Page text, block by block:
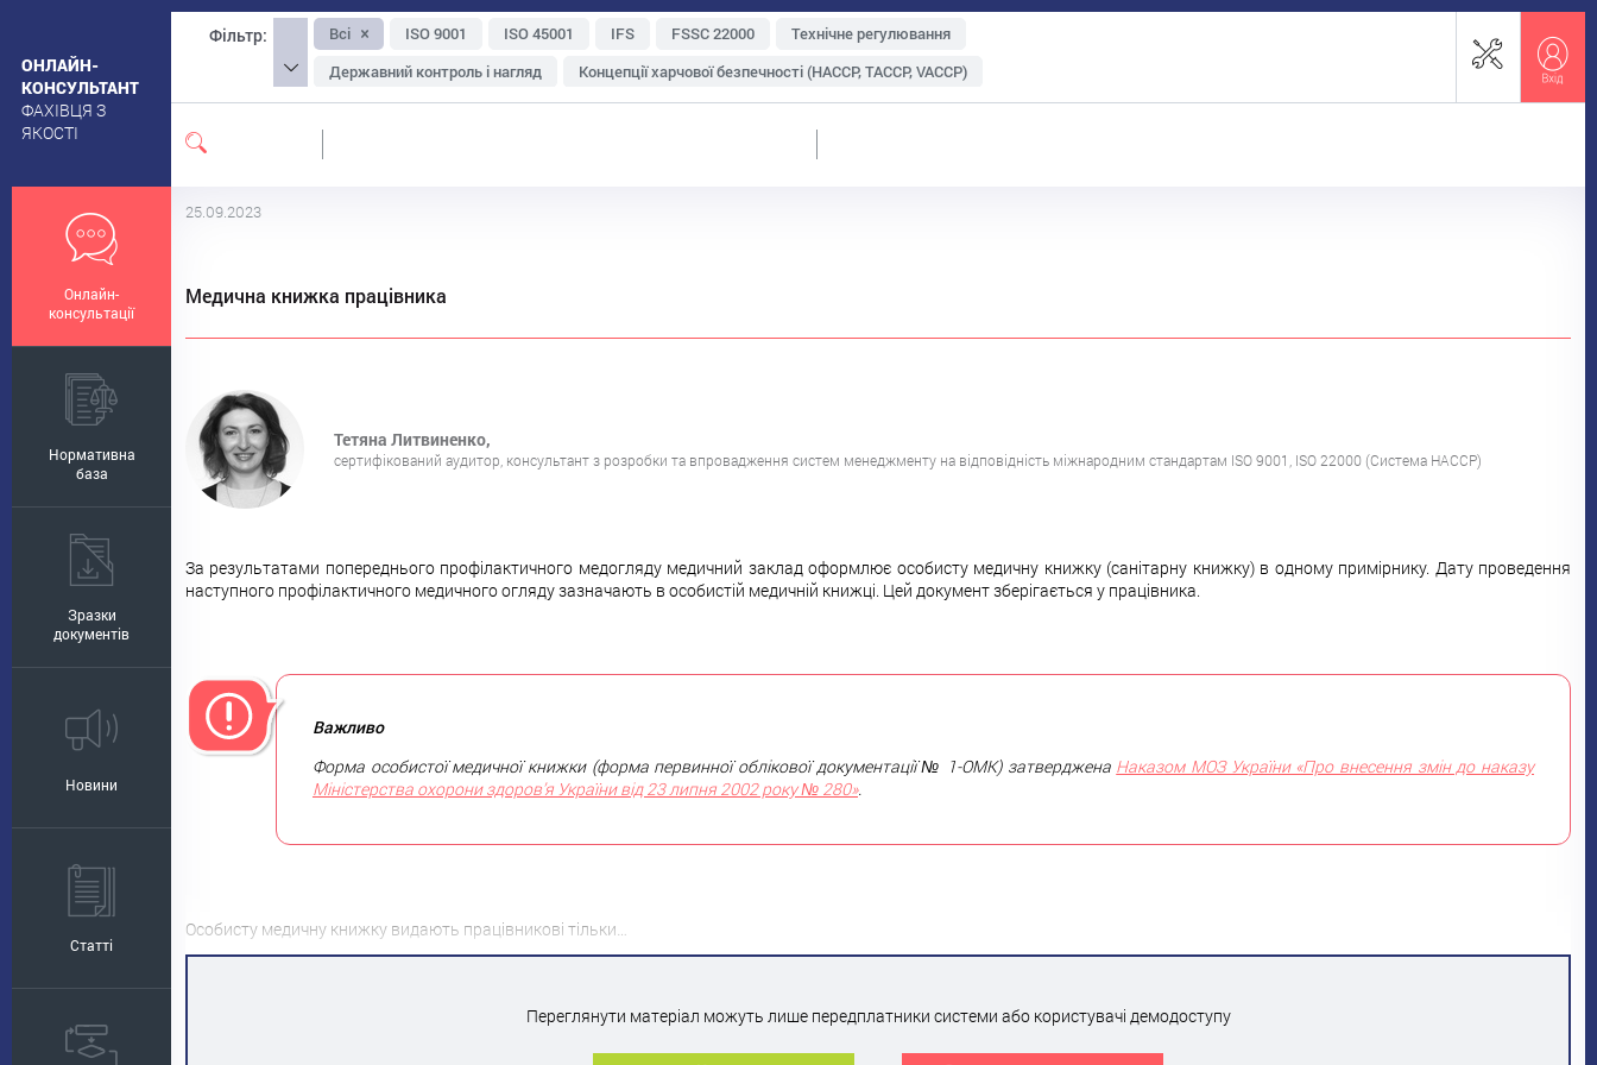
ОНЛАЙН-
КОНСУЛЬТАНТ
ФАХІВЦЯ З
ЯКОСТІ
Онлайн-
консультації
Нормативна
база
Зразки
документів
Новини
Статті
Фільтр: Всі ISO 9001 ISO 45001 IFS FSSC 22000
Технічне регулювання
Державний контроль і нагляд
Концепції харчової безпечності (НАССР, TACCP, VACCP)
Упаковка та маркування
Зберігання і транспортування
Метрологія
Безпечність сировини
25.09.2023
Медична книжка працівника
Тетяна Литвиненко,
cертифікований аудитор, консультант з розробки та впровадження систем менеджменту на відповідність міжнародним стандартам ISO 9001, ISO 22000 (Система НАССР)
За результатами попереднього профілактичного медогляду медичний заклад оформлює особисту медичну книжку (санітарну книжку) в одному примірнику. Дату проведення
наступного профілактичного медичного огляду зазначають в особистій медичній книжці. Цей документ зберігається у працівника.
Важливо
Форма особистої медичної книжки (форма первинної облікової документації № 1-ОМК) затверджена Наказом МОЗ України «Про внесення змін до наказу
Міністерства охорони здоров’я України від 23 липня 2002 року № 280».
Особисту медичну книжку видають працівникові тільки…
Переглянути матеріал можуть лише передплатники системи або користувачі демодоступу